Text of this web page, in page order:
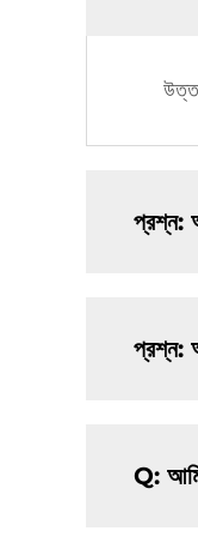
প্রশ্ন:
প্রশ্ন:
Q: আমি